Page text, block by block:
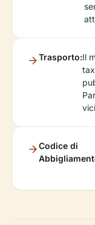
Trasporto:Il
Codice di